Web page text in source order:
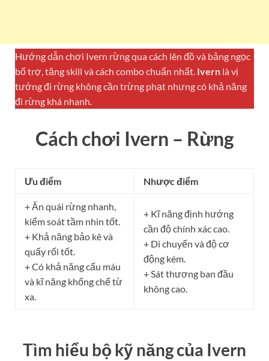
Hướng dẫn chơi Ivern rừng qua cách lên đồ và bảng ngọc
bổ trợ, tăng skill và cách combo chuẩn nhất. Ivern là vị
tướng đi rừng không cần trừng phạt nhưng có khả năng
đi rừng khá nhanh.
Cách chơi Ivern – Rừng
Ưu điểm Nhược điểm
+ Ăn quái rừng nhanh,
kiểm soát tầm nhìn tốt.
+ Khả năng bảo kê và
quấy rối tốt.
+ Có khả năng cấu máu
và kĩ năng khống chế từ
xa.
+ Kĩ năng định hướng
cần độ chính xác cao.
+ Di chuyển và độ cơ
động kém.
+ Sát thương ban đầu
không cao.
Tìm hiểu bộ kỹ năng của Ivern